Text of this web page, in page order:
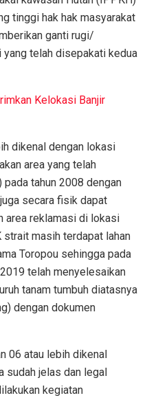
tinggi hak hak masyarakat
ganti rugi/
yang telah disepakati kedua
Kelokasi Banjir
dikenal dengan lokasi
area yang telah
tahun 2008 dengan
secara fisik dapat
area reklamasi di lokasi
masih terdapat lahan
Toropou sehingga pada
telah menyelesaikan
tanam tumbuh diatasnya
dengan dokumen
06 atau lebih dikenal
sudah jelas dan legal
kegiatan